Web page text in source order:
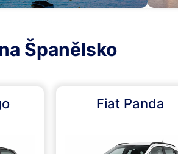
Španělsko
Fiat Panda